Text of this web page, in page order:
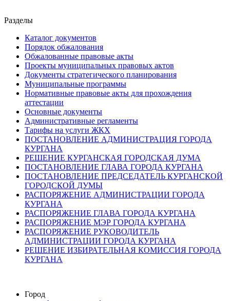
Разделы
Каталог документов
Порядок обжалования
Обжалованные правовые акты
Проекты муниципальных правовых актов
Документы стратегического планирования
Муниципальные программы
Нормативные правовые акты для прохождения
аттестации
Основные документы
Административные регламенты
Тарифы на услуги ЖКХ
ПОСТАНОВЛЕНИЕ АДМИНИСТРАЦИЯ ГОРОДА
КУРГАНА
РЕШЕНИЕ КУРГАНСКАЯ ГОРОДСКАЯ ДУМА
ПОСТАНОВЛЕНИЕ ГЛАВА ГОРОДА КУРГАНА
ПОСТАНОВЛЕНИЕ ПРЕДСЕДАТЕЛЬ КУРГАНСКОЙ
ГОРОДСКОЙ ДУМЫ
РАСПОРЯЖЕНИЕ АДМИНИСТРАЦИИ ГОРОДА
КУРГАНА
РАСПОРЯЖЕНИЕ ГЛАВА ГОРОДА КУРГАНА
РАСПОРЯЖЕНИЕ МЭР ГОРОДА КУРГАНА
РАСПОРЯЖЕНИЕ РУКОВОДИТЕЛЬ
АДМИНИСТРАЦИИ ГОРОДА КУРГАНА
РЕШЕНИЕ ИЗБИРАТЕЛЬНАЯ КОМИССИЯ ГОРОДА
КУРГАНА
Город